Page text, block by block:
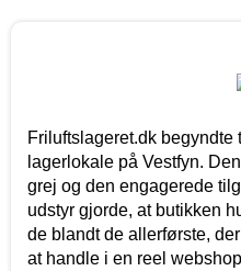
Friluftslageret.dk
lagerlokale på Vestfyn.
grej og den engagerede
udstyr gjorde, at butikken
de blandt de allerførste,
at handle i en reel